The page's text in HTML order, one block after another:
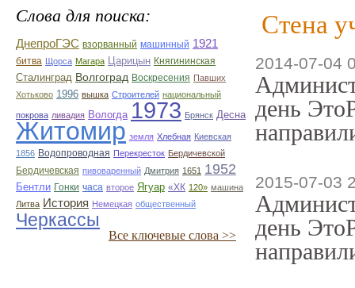
Слова для поиска:
ДнепроГЭС взорванный машинный 1921
битва Щорса Магара Царицын Княгининская
Сталинград Волгоград Воскресения Павших
Хотьково 1996 вышка Строителей национальный
покрова ливадия Вологда 1973 Брянск Десна
Житомир земля Хлебная Киевская
1856 Водопроводная Перекресток Бердичевской
Бердичевская пивоваренный Дмитрия 1651 1952
Бентли Гонки часа второе Ягуар «ХК 120» машина
Литва История Немецкая общественный
Черкассы
Все ключевые слова >>
Стена
2014-07-04
день
2015-07-03
день